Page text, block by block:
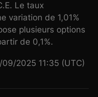
Le taux
variation de 1,01%
plusieurs options
de 0,1%.
2025 11:35 (UTC)